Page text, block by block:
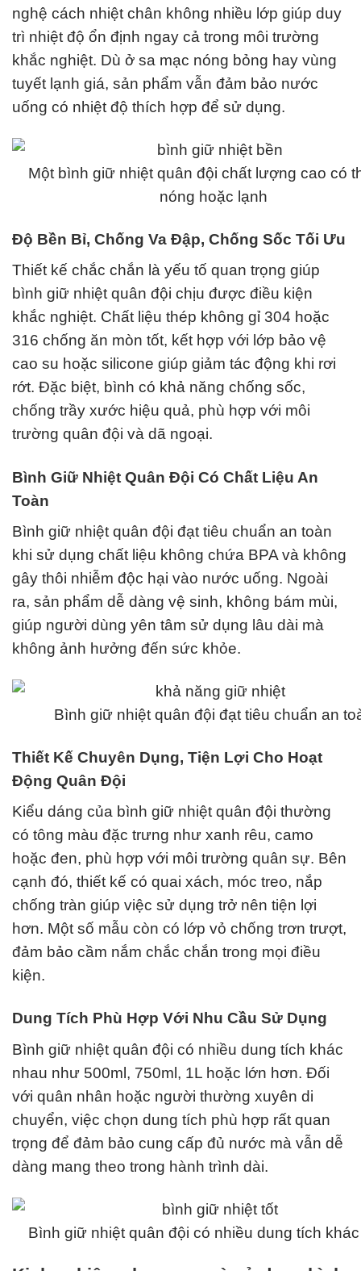
nghệ cách nhiệt chân không nhiều lớp giúp duy
trì nhiệt độ ổn định ngay cả trong môi trường
khắc nghiệt. Dù ở sa mạc nóng bỏng hay vùng
tuyết lạnh giá, sản phẩm vẫn đảm bảo nước
uống có nhiệt độ thích hợp để sử dụng.
Một bình giữ nhiệt quân đội chất lượng cao có
nóng hoặc lạnh
Độ Bền Bỉ, Chống Va Đập, Chống Sốc Tối Ưu
Thiết kế chắc chắn là yếu tố quan trọng giúp
bình giữ nhiệt quân đội chịu được điều kiện
khắc nghiệt. Chất liệu thép không gỉ 304 hoặc
316 chống ăn mòn tốt, kết hợp với lớp bảo vệ
cao su hoặc silicone giúp giảm tác động khi rơi
rớt. Đặc biệt, bình có khả năng chống sốc,
chống trầy xước hiệu quả, phù hợp với môi
trường quân đội và dã ngoại.
Bình Giữ Nhiệt Quân Đội Có Chất Liệu An
Toàn
Bình giữ nhiệt quân đội đạt tiêu chuẩn an toàn
khi sử dụng chất liệu không chứa BPA và không
gây thôi nhiễm độc hại vào nước uống. Ngoài
ra, sản phẩm dễ dàng vệ sinh, không bám mùi,
giúp người dùng yên tâm sử dụng lâu dài mà
không ảnh hưởng đến sức khỏe.
Bình giữ nhiệt quân đội đạt tiêu chuẩn an
Thiết Kế Chuyên Dụng, Tiện Lợi Cho Hoạt
Động Quân Đội
Kiểu dáng của bình giữ nhiệt quân đội thường
có tông màu đặc trưng như xanh rêu, camo
hoặc đen, phù hợp với môi trường quân sự. Bên
cạnh đó, thiết kế có quai xách, móc treo, nắp
chống tràn giúp việc sử dụng trở nên tiện lợi
hơn. Một số mẫu còn có lớp vỏ chống trơn trượt,
đảm bảo cầm nắm chắc chắn trong mọi điều
kiện.
Dung Tích Phù Hợp Với Nhu Cầu Sử Dụng
Bình giữ nhiệt quân đội có nhiều dung tích khác
nhau như 500ml, 750ml, 1L hoặc lớn hơn. Đối
với quân nhân hoặc người thường xuyên di
chuyển, việc chọn dung tích phù hợp rất quan
trọng để đảm bảo cung cấp đủ nước mà vẫn dễ
dàng mang theo trong hành trình dài.
Bình giữ nhiệt quân đội có nhiều dung tích